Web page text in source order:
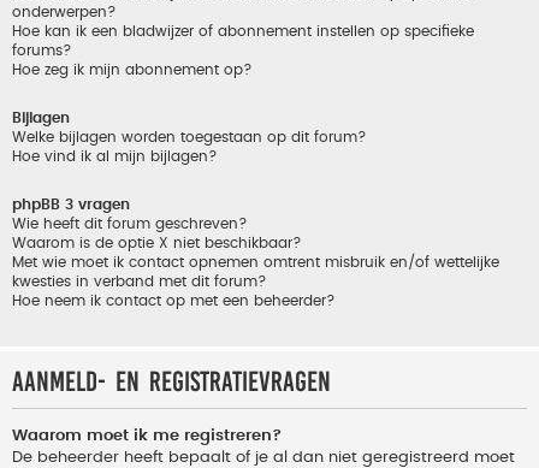
onderwerpen?
Hoe kan ik een bladwijzer of abonnement instellen op specifieke
forums?
Hoe zeg ik mijn abonnement op?
Bijlagen
Welke bijlagen worden toegestaan op dit forum?
Hoe vind ik al mijn bijlagen?
phpBB 3 vragen
Wie heeft dit forum geschreven?
Waarom is de optie X niet beschikbaar?
Met wie moet ik contact opnemen omtrent misbruik en/of wettelijke
kwesties in verband met dit forum?
Hoe neem ik contact op met een beheerder?
Aanmeld- en registratievragen
Waarom moet ik me registreren?
De beheerder heeft bepaalt of je al dan niet geregistreerd moet